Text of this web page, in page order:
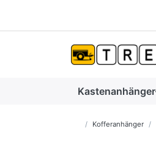
Kastenanhänger
Startseite
Kofferanhänger